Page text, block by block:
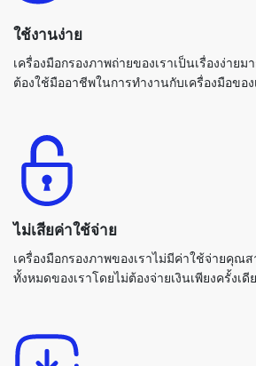
ใช้งานง่าย
เครื่องมือกรองภาพถ่ายของเราเป็นเรื่องง่ายม
ต้องใช้มืออาชีพในการทำงานกับเครื่องมือของ
ไม่เสียค่าใช้จ่าย
เครื่องมือกรองภาพของเราไม่มีค่าใช้จ่ายคุณ
ทั้งหมดของเราโดยไม่ต้องจ่ายเงินเพียงครั้งเดี